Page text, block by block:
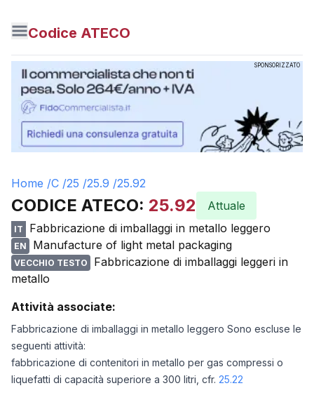
Codice ATECO
SPONSORIZZATO
Home /C /25 /25.9 /25.92
CODICE ATECO: 25.92 Attuale
IT Fabbricazione di imballaggi in metallo leggero
EN Manufacture of light metal packaging
VECCHIO TESTO
Fabbricazione di imballaggi leggeri in
metallo
Attività associate:
Fabbricazione di imballaggi in metallo leggero Sono escluse le
seguenti attività:
fabbricazione di contenitori in metallo per gas compressi o
liquefatti di capacità superiore a 300 litri, cfr. 25.22